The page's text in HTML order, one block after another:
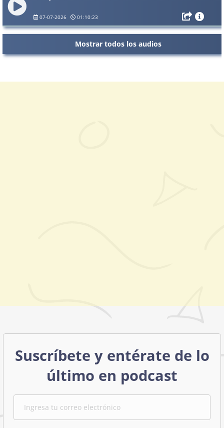
07-07-2026 01:10:23
Mostrar todos los audios
Suscríbete y entérate de lo
último en podcast